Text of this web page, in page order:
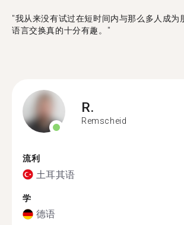
"我从来没有试过在短时间内与那么多人成为
语言交换真的十分有趣。"
R.
Remscheid
流利
土耳其语
学
德语